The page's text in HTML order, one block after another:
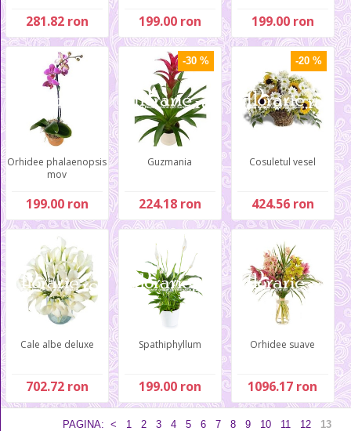
281.82 ron 199.00 ron 199.00 ron
Orhidee phalaenopsis
mov
199.00 ron
-30 %
Guzmania
224.18 ron
-20 %
Cosuletul vesel
424.56 ron
Cale albe deluxe
702.72 ron
Spathiphyllum
199.00 ron
Orhidee suave
1096.17 ron
PAGINA: < 1 2 3 4 5 6 7 8 9 10 11 12 13